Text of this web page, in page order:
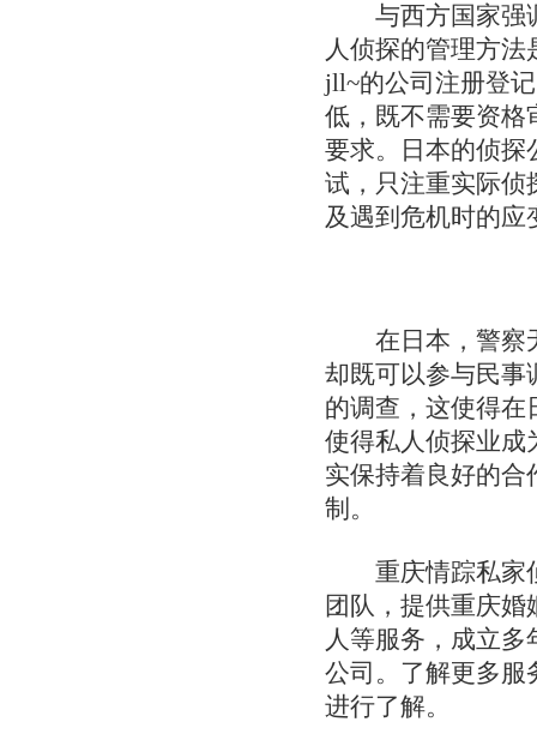
与西方国家强调
人侦探的管理方
jll~的公司注册登
低，既不需要资格
要求。日本的侦探
试，只注重实际侦
及遇到危机时的应
在日本，警察无
却既可以参与民事
的调查，这使得在
使得私人侦探业成
实保持着良好的合
制。
重庆情踪私家侦
团队，提供重庆
人等服务，成立
公司。了解更多服
进行了解。